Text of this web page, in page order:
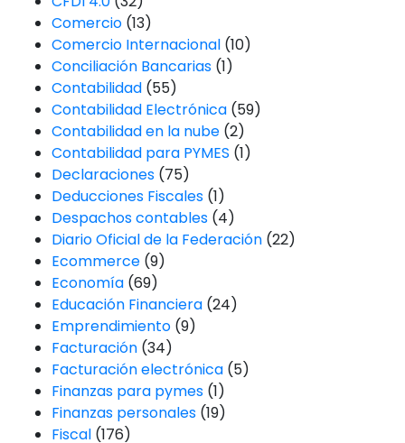
Comercio(13)
Comercio Internacional(10)
Conciliación Bancarias(1)
Contabilidad(55)
Contabilidad Electrónica(59)
Contabilidad en la nube(2)
Contabilidad para PYMES (1)
Declaraciones(75)
Deducciones Fiscales(1)
Despachos contables(4)
Diario Oficial de la Federación(22)
Ecommerce(9)
Economía(69)
Educación Financiera(24)
Emprendimiento(9)
Facturación(34)
Facturación electrónica(5)
Finanzas para pymes(1)
Finanzas personales(19)
Fiscal(176)